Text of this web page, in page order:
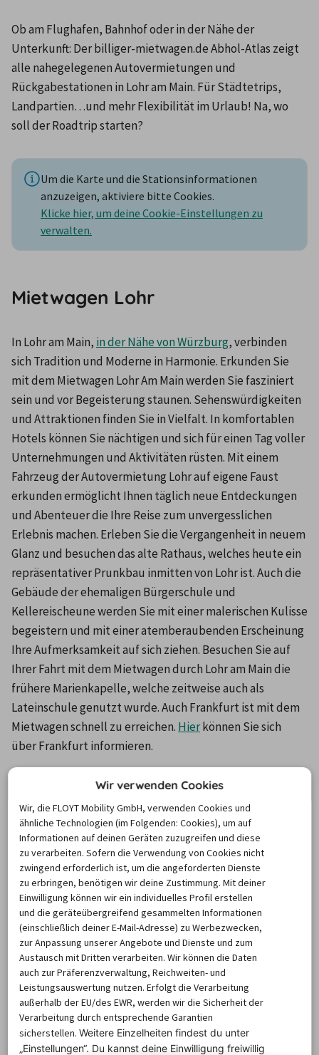
Ob am Flughafen, Bahnhof oder in der Nähe der
Unterkunft: Der billiger-mietwagen.de Abhol-Atlas zeigt
alle nahegelegenen Autovermietungen und
Rückgabestationen in Lohr am Main. Für Städtetrips,
Landpartien…und mehr Flexibilität im Urlaub! Na, wo
soll der Roadtrip starten?
Um die Karte und die Stationsinformationen
anzuzeigen, aktiviere bitte Cookies.
Klicke hier, um deine Cookie-Einstellungen zu
verwalten.
Mietwagen Lohr
In Lohr am Main, in der Nähe von Würzburg, verbinden
sich Tradition und Moderne in Harmonie. Erkunden Sie
mit dem Mietwagen Lohr Am Main werden Sie fasziniert
sein und vor Begeisterung staunen. Sehenswürdigkeiten
und Attraktionen finden Sie in Vielfalt. In komfortablen
Hotels können Sie nächtigen und sich für einen Tag voller
Unternehmungen und Aktivitäten rüsten. Mit einem
Fahrzeug der Autovermietung Lohr auf eigene Faust
erkunden ermöglicht Ihnen täglich neue Entdeckungen
und Abenteuer die Ihre Reise zum unvergesslichen
Erlebnis machen. Erleben Sie die Vergangenheit in neuem
Glanz und besuchen das alte Rathaus, welches heute ein
repräsentativer Prunkbau inmitten von Lohr ist. Auch die
Gebäude der ehemaligen Bürgerschule und
Kellereischeune werden Sie mit einer malerischen Kulisse
begeistern und mit einer atemberaubenden Erscheinung
Ihre Aufmerksamkeit auf sich ziehen. Besuchen Sie auf
Ihrer Fahrt mit dem Mietwagen durch Lohr am Main die
frühere Marienkapelle, welche zeitweise auch als
Lateinschule genutzt wurde. Auch Frankfurt ist mit dem
Mietwagen schnell zu erreichen. Hier können Sie sich
über Frankfurt informieren.
Attraktionen und Sehenswürdigkeiten
in Lohr
Ein besonderes Prunkstück der Baukunst vergangener
Tage ist das ehemalige Gymnasium, welches inmitten
eines parkähnlichen Gartens liegt und bei einer
Besichtigung mit einem Spaziergang im liebevoll
gepflegten und angelegten Garten einlädt. Sind Sie mit
dem Mietwagen in Lohr Am Main mobil und haben somit
die Möglichkeit zahlreiche Unternehmungen zu
realisieren wird Sie die Stadt besonders faszinieren und
Ihre kulturellen und geschichtlichen Ansprüche
gleichermaßen befriedigen. Wie Ihnen auffallen wird
verfügt die Stadt Lohr über zahlreiche ehemalige
Wir verwenden Cookies
Wir, die FLOYT Mobility GmbH, verwenden Cookies und
ähnliche Technologien (im Folgenden: Cookies), um auf
Informationen auf deinen Geräten zuzugreifen und diese
zu verarbeiten. Sofern die Verwendung von Cookies nicht
zwingend erforderlich ist, um die angeforderten Dienste
zu erbringen, benötigen wir deine Zustimmung. Mit deiner
Einwilligung können wir ein individuelles Profil erstellen
und die geräteübergreifend gesammelten Informationen
(einschließlich deiner E-Mail-Adresse) zu Werbezwecken,
zur Anpassung unserer Angebote und Dienste und zum
Austausch mit Dritten verarbeiten. Wir können die Daten
auch zur Präferenzverwaltung, Reichweiten- und
Leistungsauswertung nutzen. Erfolgt die Verarbeitung
außerhalb der EU/des EWR, werden wir die Sicherheit der
Verarbeitung durch entsprechende Garantien
sicherstellen.Weitere Einzelheiten findest du unter
„Einstellungen“. Du kannst deine Einwilligung freiwillig